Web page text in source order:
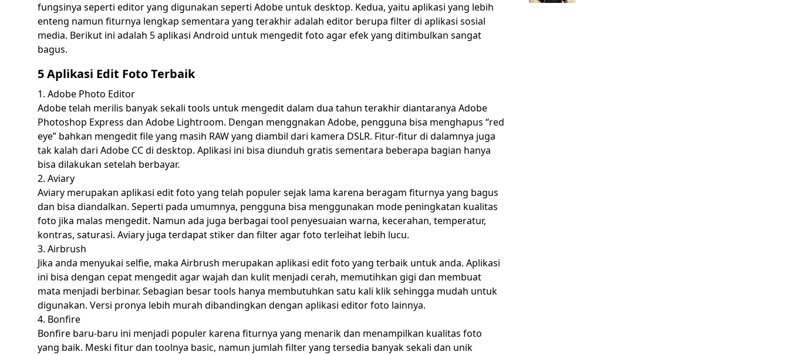
fungsinya seperti editor yang digunakan seperti Adobe untuk desktop. Kedua, yaitu aplikasi yang lebih
enteng namun fiturnya lengkap sementara yang terakhir adalah editor berupa filter di aplikasi sosial
media. Berikut ini adalah 5 aplikasi Android untuk mengedit foto agar efek yang ditimbulkan sangat
bagus.
5 Aplikasi Edit Foto Terbaik
1. Adobe Photo Editor
Adobe telah merilis banyak sekali tools untuk mengedit dalam dua tahun terakhir diantaranya Adobe
Photoshop Express dan Adobe Lightroom. Dengan menggnakan Adobe, pengguna bisa menghapus “red
eye” bahkan mengedit file yang masih RAW yang diambil dari kamera DSLR. Fitur-fitur di dalamnya juga
tak kalah dari Adobe CC di desktop. Aplikasi ini bisa diunduh gratis sementara beberapa bagian hanya
bisa dilakukan setelah berbayar.
2. Aviary
Aviary merupakan aplikasi edit foto yang telah populer sejak lama karena beragam fiturnya yang bagus
dan bisa diandalkan. Seperti pada umumnya, pengguna bisa menggunakan mode peningkatan kualitas
foto jika malas mengedit. Namun ada juga berbagai tool penyesuaian warna, kecerahan, temperatur,
kontras, saturasi. Aviary juga terdapat stiker dan filter agar foto terleihat lebih lucu.
3. Airbrush
Jika anda menyukai selfie, maka Airbrush merupakan aplikasi edit foto yang terbaik untuk anda. Aplikasi
ini bisa dengan cepat mengedit agar wajah dan kulit menjadi cerah, memutihkan gigi dan membuat
mata menjadi berbinar. Sebagian besar tools hanya membutuhkan satu kali klik sehingga mudah untuk
digunakan. Versi pronya lebih murah dibandingkan dengan aplikasi editor foto lainnya.
4. Bonfire
Bonfire baru-baru ini menjadi populer karena fiturnya yang menarik dan menampilkan kualitas foto
yang baik. Meski fitur dan toolnya basic, namun jumlah filter yang tersedia banyak sekali dan unik